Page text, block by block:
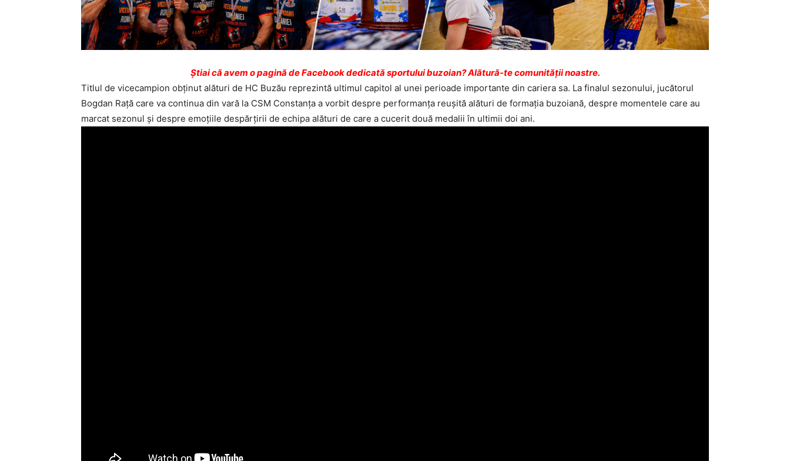
Ştiai că avem o pagină de Facebook dedicată sportului buzoian? Alătură-te comunității noastre.
Titlul de vicecampion obținut alături de HC Buzău reprezintă ultimul capitol al unei perioade importante din cariera sa. La finalul sezonului, jucătorul
Bogdan Rață care va continua din vară la CSM Constanța a vorbit despre performanța reușită alături de formația buzoiană, despre momentele care au
marcat sezonul și despre emoțiile despărțirii de echipa alături de care a cucerit două medalii în ultimii doi ani.